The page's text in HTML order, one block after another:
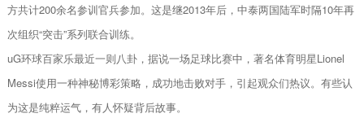
方共计200余名参训官兵参加。这是继2013年后，中泰两国陆军时隔10年再
次组织“突击”系列联合训练。
uG环球百家乐最近一则八卦，据说一场足球比赛中，著名体育明星Lionel
Messi使用一种神秘博彩策略，成功地击败对手，引起观众们热议。有些认
为这是纯粹运气，有人怀疑背后故事。